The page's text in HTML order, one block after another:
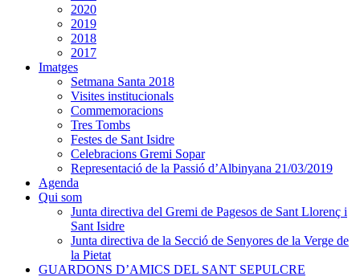
2020
2019
2018
2017
Imatges
Setmana Santa 2018
Visites institucionals
Commemoracions
Tres Tombs
Festes de Sant Isidre
Celebracions Gremi Sopar
Representació de la Passió d’Albinyana 21/03/2019
Agenda
Qui som
Junta directiva del Gremi de Pagesos de Sant Llorenç i
Sant Isidre
Junta directiva de la Secció de Senyores de la Verge de
la Pietat
GUARDONS D’AMICS DEL SANT SEPULCRE